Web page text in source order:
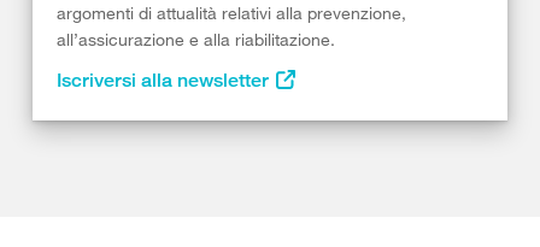
argomenti di attualità relativi alla prevenzione,
all’assicurazione e alla riabilitazione.
Iscriversi alla newsletter